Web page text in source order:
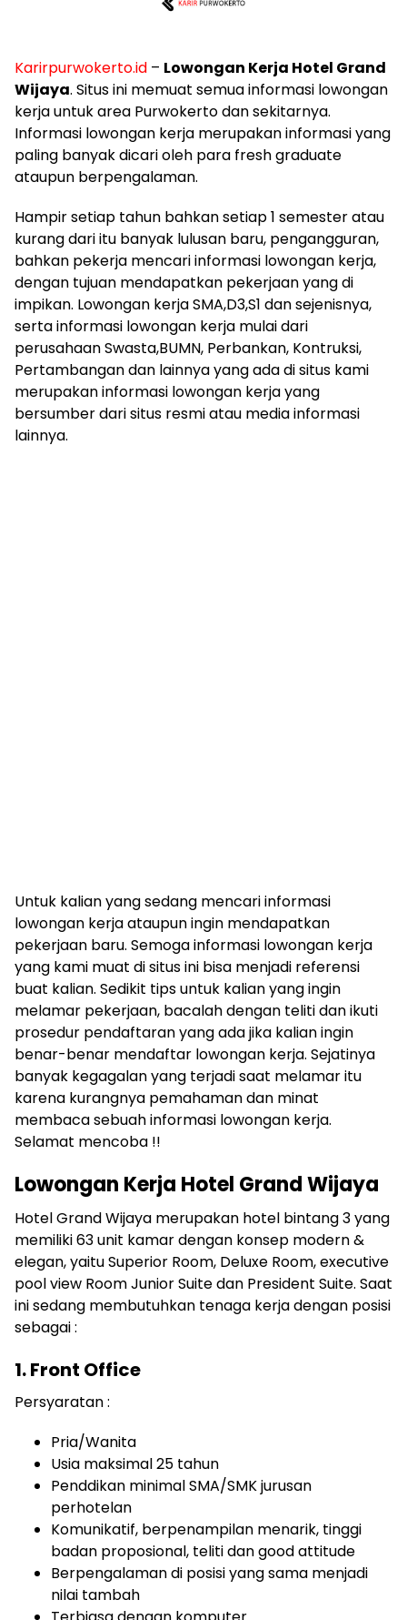
Karirpurwokerto.id – Lowongan Kerja Hotel Grand
Wijaya. Situs ini memuat semua informasi lowongan
kerja untuk area Purwokerto dan sekitarnya.
Informasi lowongan kerja merupakan informasi yang
paling banyak dicari oleh para fresh graduate
ataupun berpengalaman.
Hampir setiap tahun bahkan setiap 1 semester atau
kurang dari itu banyak lulusan baru, pengangguran,
bahkan pekerja mencari informasi lowongan kerja,
dengan tujuan mendapatkan pekerjaan yang di
impikan. Lowongan kerja SMA,D3,S1 dan sejenisnya,
serta informasi lowongan kerja mulai dari
perusahaan Swasta,BUMN, Perbankan, Kontruksi,
Pertambangan dan lainnya yang ada di situs kami
merupakan informasi lowongan kerja yang
bersumber dari situs resmi atau media informasi
lainnya.
Untuk kalian yang sedang mencari informasi
lowongan kerja ataupun ingin mendapatkan
pekerjaan baru. Semoga informasi lowongan kerja
yang kami muat di situs ini bisa menjadi referensi
buat kalian. Sedikit tips untuk kalian yang ingin
melamar pekerjaan, bacalah dengan teliti dan ikuti
prosedur pendaftaran yang ada jika kalian ingin
benar-benar mendaftar lowongan kerja. Sejatinya
banyak kegagalan yang terjadi saat melamar itu
karena kurangnya pemahaman dan minat
membaca sebuah informasi lowongan kerja.
Selamat mencoba !!
Lowongan Kerja Hotel Grand Wijaya
Hotel Grand Wijaya merupakan hotel bintang 3 yang
memiliki 63 unit kamar dengan konsep modern &
elegan, yaitu Superior Room, Deluxe Room, executive
pool view Room Junior Suite dan President Suite. Saat
ini sedang membutuhkan tenaga kerja dengan posisi
sebagai :
1. Front Office
Persyaratan :
Pria/Wanita
Usia maksimal 25 tahun
Penddikan minimal SMA/SMK jurusan
perhotelan
Komunikatif, berpenampilan menarik, tinggi
badan proposional, teliti dan good attitude
Berpengalaman di posisi yang sama menjadi
nilai tambah